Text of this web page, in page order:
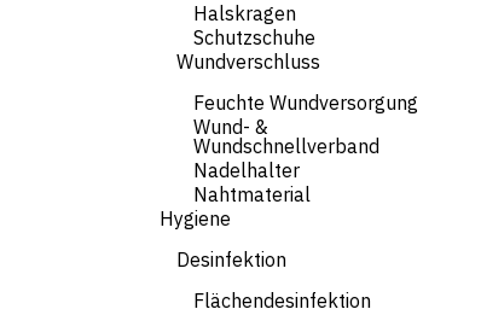
Halskragen
Schutzschuhe
Wundverschluss
Feuchte Wundversorgung
Wund- &
Wundschnellverband
Nadelhalter
Nahtmaterial
Hygiene
Desinfektion
Flächendesinfektion